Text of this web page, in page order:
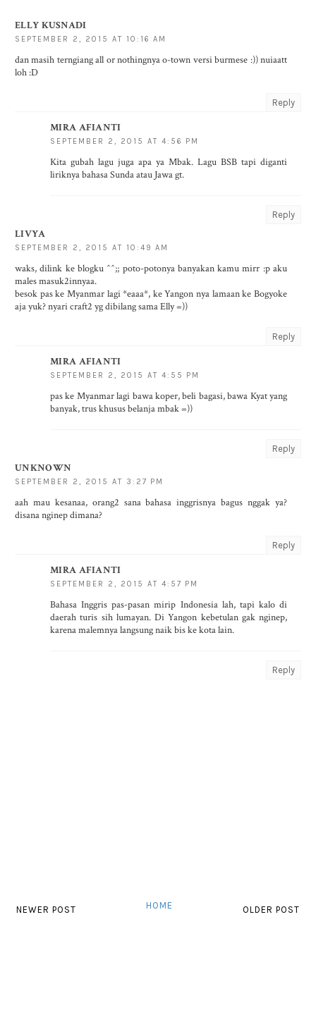
ELLY KUSNADI
SEPTEMBER 2, 2015 AT 10:16 AM
dan masih terngiang all or nothingnya o-town versi burmese :)) nuiaatt
loh :D
Reply
MIRA AFIANTI
SEPTEMBER 2, 2015 AT 4:56 PM
Kita gubah lagu juga apa ya Mbak. Lagu BSB tapi diganti
liriknya bahasa Sunda atau Jawa gt.
Reply
LIVYA
SEPTEMBER 2, 2015 AT 10:49 AM
waks, dilink ke blogku ^^;; poto-potonya banyakan kamu mirr :p aku
males masuk2innyaa.
besok pas ke Myanmar lagi *eaaa*, ke Yangon nya lamaan ke Bogyoke
aja yuk? nyari craft2 yg dibilang sama Elly =))
Reply
MIRA AFIANTI
SEPTEMBER 2, 2015 AT 4:55 PM
pas ke Myanmar lagi bawa koper, beli bagasi, bawa Kyat yang
banyak, trus khusus belanja mbak =))
Reply
UNKNOWN
SEPTEMBER 2, 2015 AT 3:27 PM
aah mau kesanaa, orang2 sana bahasa inggrisnya bagus nggak ya?
disana nginep dimana?
Reply
MIRA AFIANTI
SEPTEMBER 2, 2015 AT 4:57 PM
Bahasa Inggris pas-pasan mirip Indonesia lah, tapi kalo di
daerah turis sih lumayan. Di Yangon kebetulan gak nginep,
karena malemnya langsung naik bis ke kota lain.
Reply
NEWER POST OLDER POST
HOME